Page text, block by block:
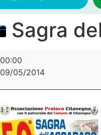
Sagra
00:00
09/05/2014